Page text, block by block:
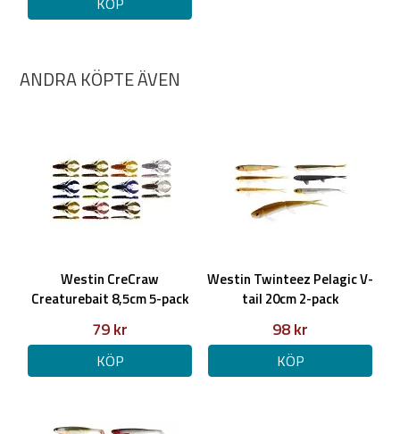
ANDRA KÖPTE ÄVEN
Westin CreCraw
Creaturebait 8,5cm 5-pack
79 kr
KÖP
Westin Twinteez Pelagic V-
tail 20cm 2-pack
98 kr
KÖP